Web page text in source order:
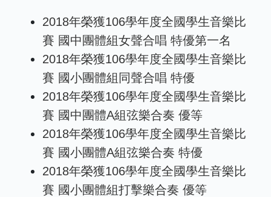
2018年榮獲106學年度全國學生音樂比
賽 國中團體組女聲合唱 特優第一名
2018年榮獲106學年度全國學生音樂比
賽 國小團體組同聲合唱 特優
2018年榮獲106學年度全國學生音樂比
賽 國中團體A組弦樂合奏 優等
2018年榮獲106學年度全國學生音樂比
賽 國小團體A組弦樂合奏 特優
2018年榮獲106學年度全國學生音樂比
賽 國小團體組打擊樂合奏 優等